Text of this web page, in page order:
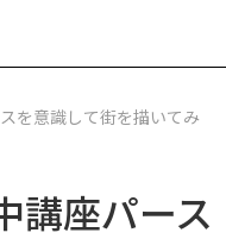
を意識して街を描いてみ
講座パース